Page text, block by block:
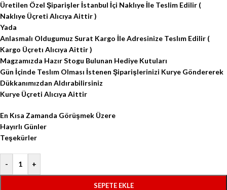
Üretilen Özel Şiparişler İstanbul İçi Naklıye İle Teslim Edilir (
Naklıye Üçreti Alıcıya Aittir )
Yada
Anlasmalı Oldugumuz Surat Kargo İle Adresinize Teslım Edilir (
Kargo Üçretı Alıcıya Aittir )
Magzamızda Hazır Stogu Bulunan Hediye Kutuları
Gün İçinde Teslım Olması İstenen Şiparişlerinizi Kurye Göndererek
Dükkanımızdan Aldırabilirsiniz
Kurye Üçreti Alıcıya Aittir
En Kısa Zamanda Görüşmek Üzere
Hayırlı Günler
Teşekürler
- +
SEPETE EKLE